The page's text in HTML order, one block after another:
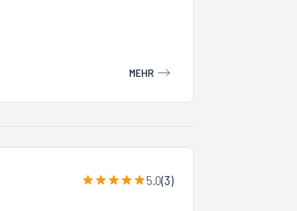
MEHR
5.0(3)